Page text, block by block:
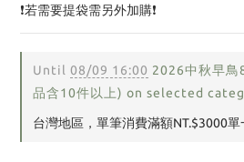
❗若需要提袋需另外加購❗
Until 08/09 16:00 2026中秋早鳥
品含10件以上) on selected
台灣地區，單筆消費滿額NT.$3000